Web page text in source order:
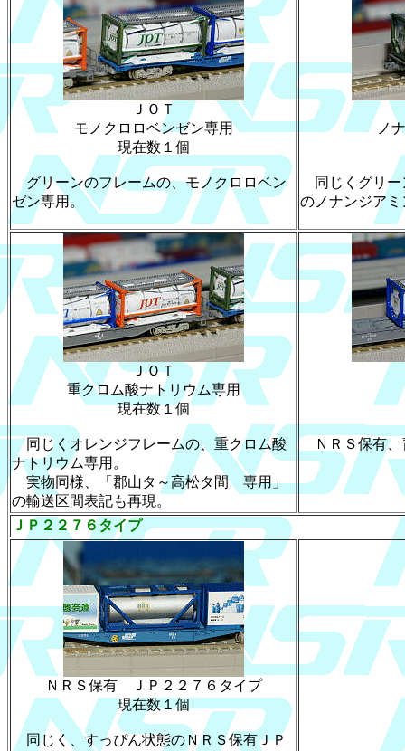
ＪＯＴ
モノクロロベンゼン専用
現在数１個
グリーンのフレームの、モノクロロベン
ゼン専用。
ノ
同じくグリー
のノナンジアミ
ＪＯＴ
重クロム酸ナトリウム専用
現在数１個
同じくオレンジフレームの、重クロム酸
ナトリウム専用。
実物同様、「郡山タ～高松タ間 専用」
の輸送区間表記も再現。
ＮＲＳ保有、
ＪＰ２２７６タイプ
ＮＲＳ保有 ＪＰ２２７６タイプ
現在数１個
同じく、すっぴん状態のＮＲＳ保有ＪＰ